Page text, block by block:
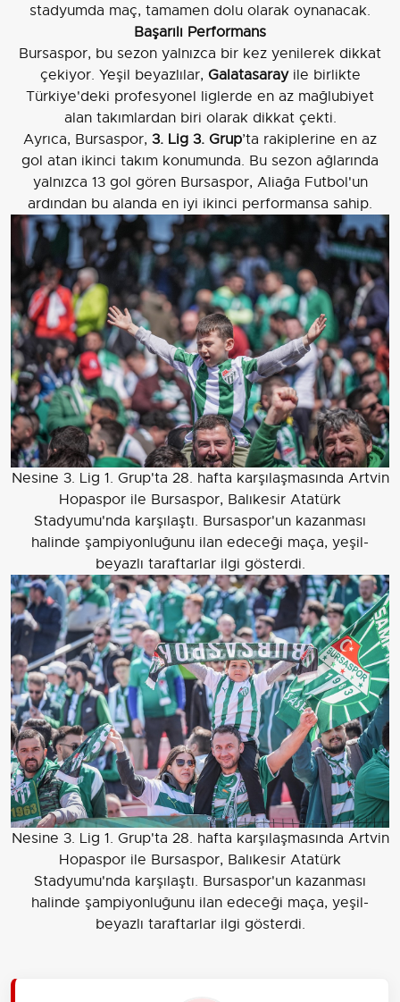
stadyumda maç, tamamen dolu olarak oynanacak.
Başarılı Performans
Bursaspor, bu sezon yalnızca bir kez yenilerek dikkat
çekiyor. Yeşil beyazlılar, Galatasarayile birlikte
Türkiye'deki profesyonel liglerde en az mağlubiyet
alan takımlardan biri olarak dikkat çekti.
Ayrıca, Bursaspor, 3. Lig 3. Grup’ta rakiplerine en az
gol atan ikinci takım konumunda. Bu sezon ağlarında
yalnızca 13 gol gören Bursaspor, Aliağa Futbol'un
ardından bu alanda en iyi ikinci performansa sahip.
Nesine 3. Lig 1. Grup'ta 28. hafta karşılaşmasında Artvin
Hopaspor ile Bursaspor, Balıkesir Atatürk
Stadyumu'nda karşılaştı. Bursaspor'un kazanması
halinde şampiyonluğunu ilan edeceği maça, yeşil-
beyazlı taraftarlar ilgi gösterdi.
Nesine 3. Lig 1. Grup'ta 28. hafta karşılaşmasında Artvin
Hopaspor ile Bursaspor, Balıkesir Atatürk
Stadyumu'nda karşılaştı. Bursaspor'un kazanması
halinde şampiyonluğunu ilan edeceği maça, yeşil-
beyazlı taraftarlar ilgi gösterdi.